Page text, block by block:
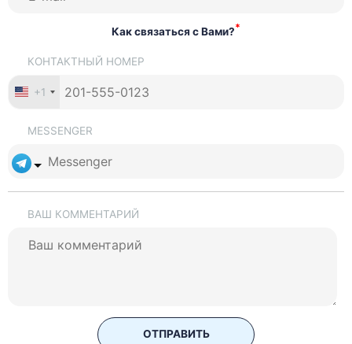
Как связаться с Вами?*
КОНТАКТНЫЙ НОМЕР
+1
MESSENGER
ВАШ КОММЕНТАРИЙ
ОТПРАВИТЬ